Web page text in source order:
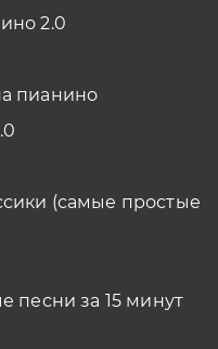
тренажерах с
2.0
пианино
(самые простые
песни за 15 минут